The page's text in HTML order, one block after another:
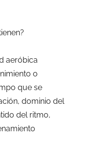
aeróbica
o
que se
dominio del
del ritmo,